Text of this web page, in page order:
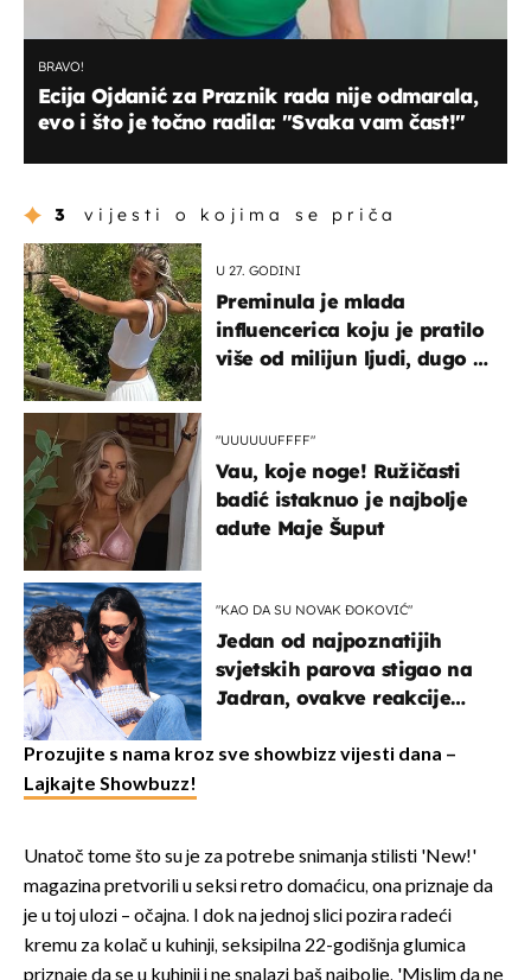
BRAVO!
Ecija Ojdanić za Praznik rada nije odmarala,
evo i što je točno radila: ''Svaka vam čast!''
3 vijesti o kojima se priča
U 27. GODINI
Preminula je mlada
influencerica koju je pratilo
više od milijun ljudi, dugo se
"UUUUUUFFFF"
Vau, koje noge! Ružičasti
badić istaknuo je najbolje
adute Maje Šuput
"KAO DA SU NOVAK ĐOKOVIĆ"
Jedan od najpoznatijih
svjetskih parova stigao na
Jadran, ovakve reakcije
Prozujite s nama kroz sve showbizz vijesti dana –
Lajkajte Showbuzz!
Unatoč tome što su je za potrebe snimanja stilisti 'New!'
magazina pretvorili u seksi retro domaćicu, ona priznaje da
je u toj ulozi – očajna. I dok na jednoj slici pozira radeći
kremu za kolač u kuhinji, seksipilna 22-godišnja glumica
priznaje da se u kuhinji i ne snalazi baš najbolje. 'Mislim da ne